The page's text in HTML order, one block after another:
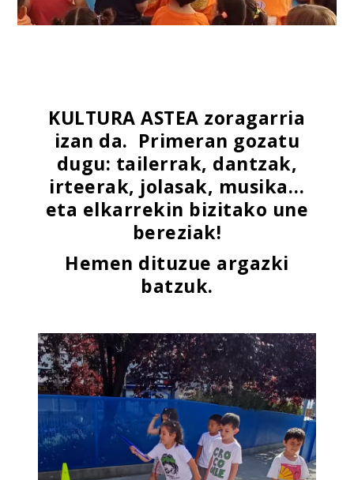
KULTURA ASTEA zoragarria
izan da. Primeran gozatu
dugu: tailerrak, dantzak,
irteerak, jolasak, musika…
eta elkarrekin bizitako une
bereziak!
Hemen dituzue argazki
batzuk.